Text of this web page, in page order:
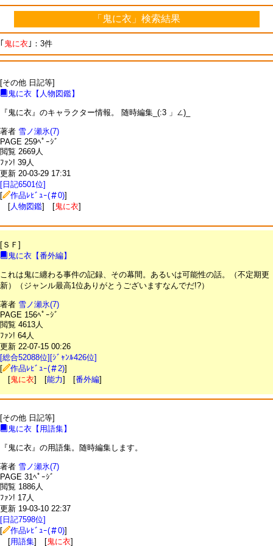
「鬼に衣」検索結果
｢ 鬼に衣 ｣：3件
[その他 日記等]
鬼に衣【人物図鑑】
『鬼に衣』のキャラクター情報。 随時編集_(:3 」∠)_
著者 雪ノ瀬氷(7)
PAGE 259ﾍﾟｰｼﾞ
閲覧 2669人
ﾌｧﾝ! 39人
更新 20-03-29 17:31
[日記6501位]
[
作品ﾚﾋﾞｭｰ(＃0)]
[人物図鑑] [鬼に衣]
[ＳＦ]
鬼に衣【番外編】
これは鬼に纏わる事件の記録、その幕間。あるいは可能性の話。（不定期更
新）（ジャンル最高1位ありがとうございますなんでだ!?）
著者 雪ノ瀬氷(7)
PAGE 156ﾍﾟｰｼﾞ
閲覧 4613人
ﾌｧﾝ! 64人
更新 22-07-15 00:26
[総合52088位][ｼﾞｬﾝﾙ426位]
[
作品ﾚﾋﾞｭｰ(＃2)]
[鬼に衣] [能力] [番外編]
[その他 日記等]
鬼に衣【用語集】
『鬼に衣』の用語集。随時編集します。
著者 雪ノ瀬氷(7)
PAGE 31ﾍﾟｰｼﾞ
閲覧 1886人
ﾌｧﾝ! 17人
更新 19-03-10 22:37
[日記7598位]
[
作品ﾚﾋﾞｭｰ(＃0)]
[用語集] [鬼に衣]